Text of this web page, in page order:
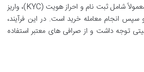
مراحل گام به گام خرید معمولاً شامل ثبت نام و احراز هویت (KYC)، واریز
انجام معامله خرید است. در این فرآیند،
توجه داشت و از صرافی های معتبر استفاده